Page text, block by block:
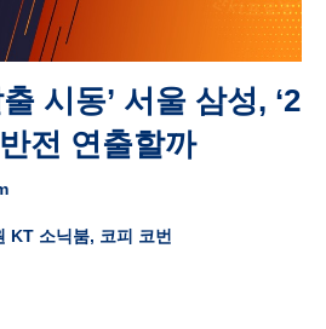
시동’ 서울 삼성, ‘2
전 연출할까
KT 소닉붐, 코피 코번